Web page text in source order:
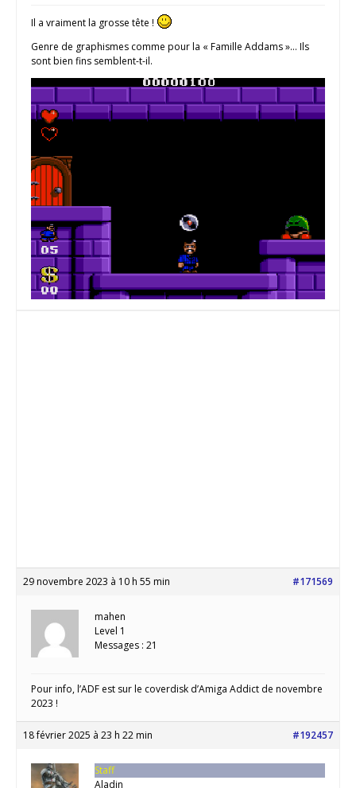
Il a vraiment la grosse tête !
Genre de graphismes comme pour la « Famille Addams »… Ils
sont bien fins semblent-t-il.
29 novembre 2023 à 10 h 55 min #171569
mahen
Level 1
Messages : 21
Pour info, l’ADF est sur le coverdisk d’Amiga Addict de novembre
2023 !
18 février 2025 à 23 h 22 min #192457
Staff
Aladin